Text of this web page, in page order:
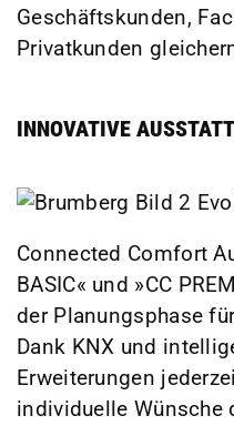
Geschäftskunden,
Privatkunden
INNOVATIVE
Connected Comfort
BASIC« und »CC
der Planungsphase
Dank KNX und
Erweiterungen
individuelle Wünsche